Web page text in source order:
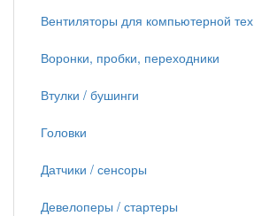
Вентиляторы для компьютерной тех
Воронки, пробки, переходники
Втулки / бушинги
Головки
Датчики / сенсоры
Девелоперы / стартеры